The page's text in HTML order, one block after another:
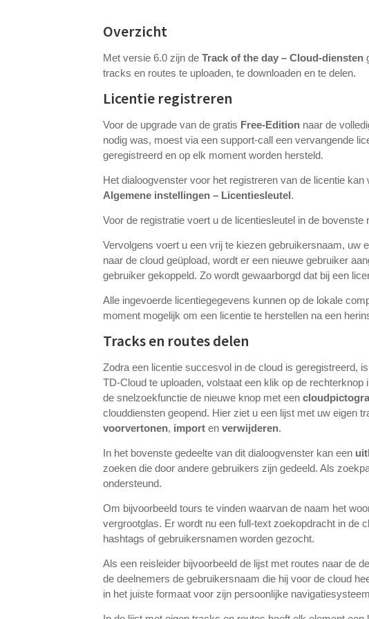
Overzicht
Met versie 6.0 zijn deTrack of the day – Cloud-diensten
tracks en routes te uploaden, te downloaden en te delen.
Licentie registreren
Voor de upgrade van de gratis Free-Edition naar de
nodig was, moest via een support-call een vervangende
geregistreerd en op elk moment worden hersteld.
Het dialoogvenster voor het registreren van de licentie
Algemene instellingen – Licentiesleutel.
Voor de registratie voert u de licentiesleutel in de
Vervolgens voert u een vrij te kiezen gebruikersnaam, uw
naar de cloud geüpload, wordt er een nieuwe gebruiker
gebruiker gekoppeld. Zo wordt gewaarborgd dat bij een
Alle ingevoerde licentiegegevens kunnen op de lokale
moment mogelijk om een licentie te herstellen na een
Tracks en routes delen
Zodra een licentie succesvol in de cloud is geregistreerd,
TD-Cloud te uploaden, volstaat een klik op de
de snelzoekfunctie de nieuwe knop met een
clouddiensten geopend. Hier ziet u een lijst met uw eigen
voorvertonen, import enverwijderen.
In het bovenste gedeelte van dit dialoogvenster kan een
zoeken die door andere gebruikers zijn gedeeld. Als
ondersteund.
Om bijvoorbeeld tours te vinden waarvan de naam het
vergrootglas. Er wordt nu een full-text zoekopdracht in de
hashtags of gebruikersnamen worden gezocht.
Als een reisleider bijvoorbeeld de lijst met routes naar de
de deelnemers de gebruikersnaam die hij voor de cloud
in het juiste formaat voor zijn persoonlijke